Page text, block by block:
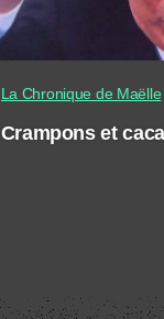
La Chronique de Maëlle
Crampons et